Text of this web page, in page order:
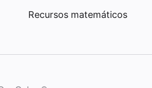
Recursos matemáticos